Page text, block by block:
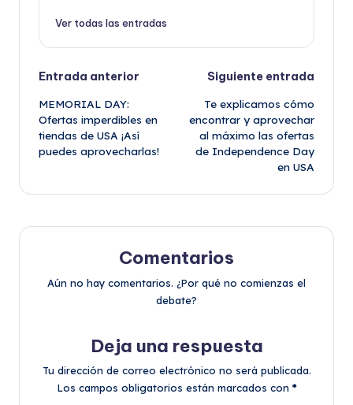
Ver todas las entradas
Navegación
de
entradas
Entrada anterior
MEMORIAL DAY:
Ofertas imperdibles en
tiendas de USA ¡Así
puedes aprovecharlas!
Siguiente entrada
Te explicamos cómo
encontrar y aprovechar
al máximo las ofertas
de Independence Day
en USA
Comentarios
Aún no hay comentarios. ¿Por qué no comienzas el
debate?
Deja una respuesta
Tu dirección de correo electrónico no será publicada.
Los campos obligatorios están marcados con *